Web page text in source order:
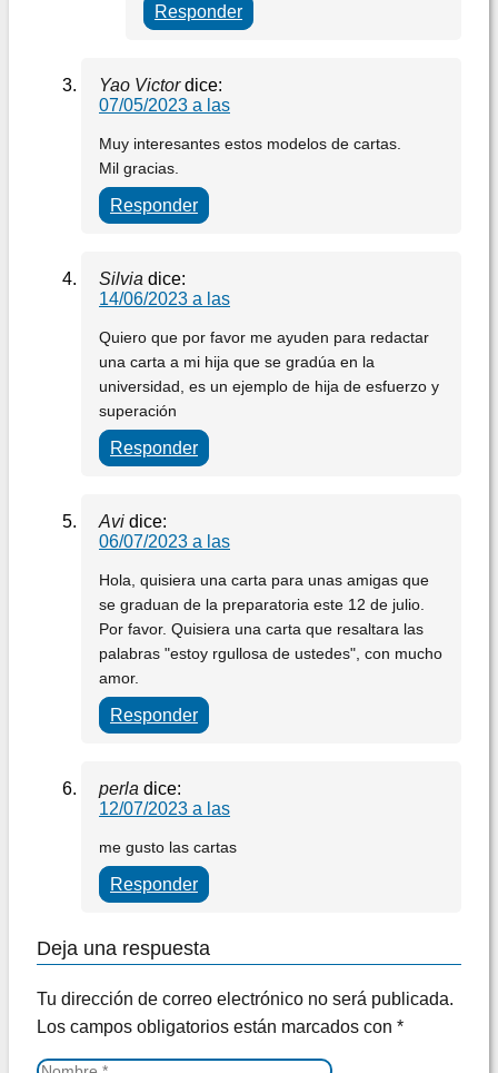
Responder
Yao Victor dice:
07/05/2023 a las
Muy interesantes estos modelos de cartas.
Mil gracias.
Responder
Silvia dice:
14/06/2023 a las
Quiero que por favor me ayuden para redactar
una carta a mi hija que se gradúa en la
universidad, es un ejemplo de hija de esfuerzo y
superación
Responder
Avi dice:
06/07/2023 a las
Hola, quisiera una carta para unas amigas que
se graduan de la preparatoria este 12 de julio.
Por favor. Quisiera una carta que resaltara las
palabras "estoy rgullosa de ustedes", con mucho
amor.
Responder
perla dice:
12/07/2023 a las
me gusto las cartas
Responder
Deja una respuesta
Tu dirección de correo electrónico no será publicada.
Los campos obligatorios están marcados con *